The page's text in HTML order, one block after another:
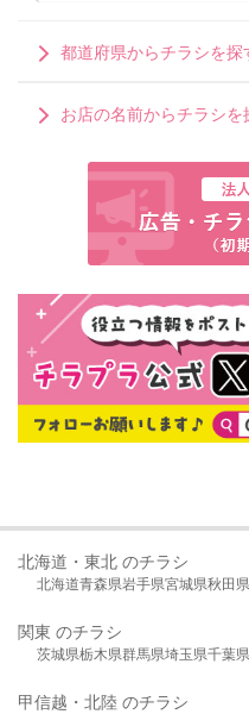
都道府県からチラシを探
お店の名前からチラシを
北海道・東北 のチラシ
北海道青森県岩手県宮城県秋田県
関東 のチラシ
茨城県栃木県群馬県埼玉県千葉県
甲信越・北陸 のチラシ